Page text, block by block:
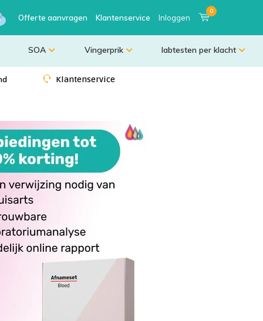
Offerte aanvragen Klantenservice Inloggen
0
SOA Vingerprik labtesten per klacht
Klantenservice